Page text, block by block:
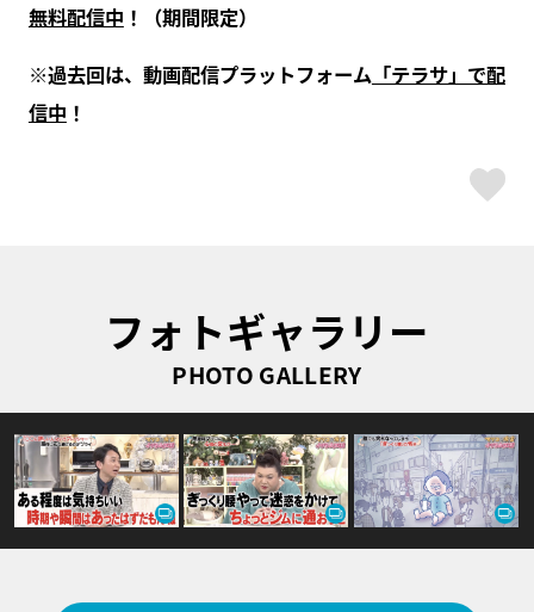
無料配信中 ！（期間限定）
※過去回は、動画配信プラットフォーム「テラサ」で配
信中 ！
フォトギャラリー
PHOTO GALLERY